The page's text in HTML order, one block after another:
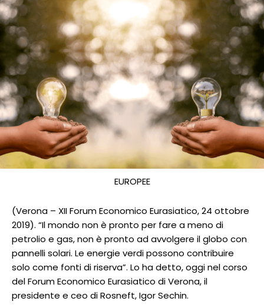
EUROPEE
(Verona – XII Forum Economico Eurasiatico, 24 ottobre
2019). “Il mondo non è pronto per fare a meno di
petrolio e gas, non è pronto ad avvolgere il globo con
pannelli solari. Le energie verdi possono contribuire
solo come fonti di riserva”. Lo ha detto, oggi nel corso
del Forum Economico Eurasiatico di Verona, il
presidente e ceo di Rosneft, Igor Sechin.